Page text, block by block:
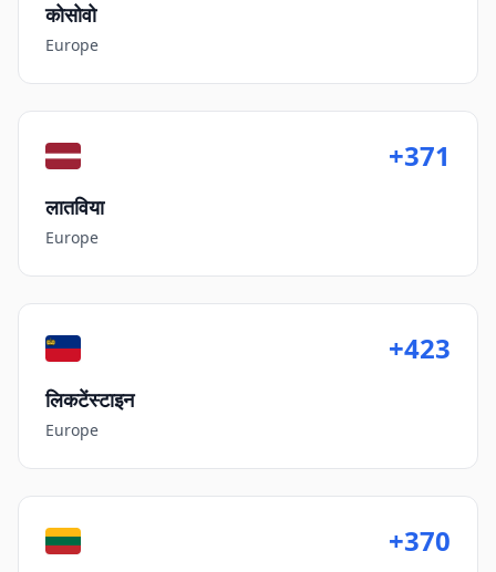
कोसोवो
Europe
+371
लातविया
Europe
+423
लिकटेंस्टाइन
Europe
+370